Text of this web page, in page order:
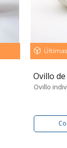
Ovillo
Ovillo